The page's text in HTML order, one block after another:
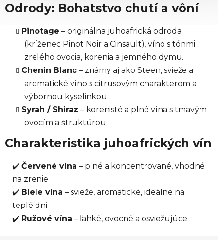
Odrody: Bohatstvo chutí a vôní
Pinotage – originálna juhoafrická odroda
(kríženec Pinot Noir a Cinsault), víno s tónmi
zrelého ovocia, korenia a jemného dymu.
Chenin Blanc – známy aj ako Steen, svieže a
aromatické víno s citrusovým charakterom a
výbornou kyselinkou.
Syrah / Shiraz – korenisté a plné vína s tmavým
ovocím a štruktúrou.
Charakteristika juhoafrických vín
✔️ Červené vína – plné a koncentrované, vhodné
na zrenie
✔️ Biele vína – svieže, aromatické, ideálne na
teplé dni
✔️ Ružové vína – ľahké, ovocné a osviežujúce